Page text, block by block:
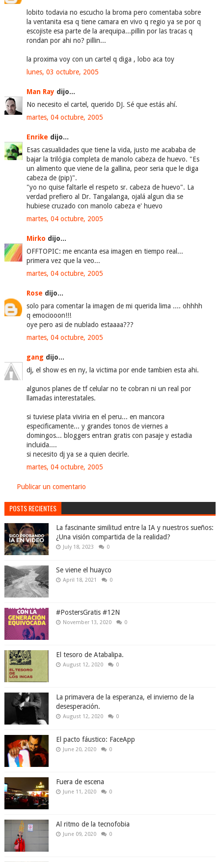
lobito todavia no escucho la broma pero comentaba sobre
la ventanita esa q tiene camara en vivo q regio ya se por q
escojiste esa parte de la arequipa...pillin por las tracas q
rondan por ahi no? pillin...
la proxima voy con un cartel q diga , lobo aca toy
lunes, 03 octubre, 2005
Man Ray dijo...
No necesito el cartel, querido DJ. Sé que estás ahí.
martes, 04 octubre, 2005
Enrike dijo...
Esas casualidades que tiene la vida, justo me acababa de
bajar la trilógia completa de manolo cabeza de huevo. "Es
un alimento que viene de la gallina, peor seria que le diga
cabeza de (pip)".
"yo no quise faltarle el respeto sr. cabeza de huevo". La
verdad prefiero al Dr. Tangalanga, ojalá algun dia se
hubiese cruzado con manolo cabeza e' huevo
martes, 04 octubre, 2005
Mirko dijo...
OFFTOPIC: me encanta esa imagen en tiempo real...
primera vez que la veo...
martes, 04 octubre, 2005
Rose dijo...
solo para comentar la imagen de mi querida lima .... ohhhh
q emociooon!!!
oye pero asi de nublado estaaaa???
martes, 04 octubre, 2005
gang dijo...
dj, el show es en ny, la victima por ende tambien esta ahi.
algunos planes de tf celular no te cobran ni un real por
llamadas interestatales.
si tuviese plata viviria en el peru... en mancora
especificamente... y grandes tonos de viernes a
domingos... bloggers entran gratis con pasaje y estadia
incluida....
si necesito dj ya se a quien decirle.
martes, 04 octubre, 2005
Publicar un comentario
POSTS RECIENTES
La fascinante similitud entre la IA y nuestros sueños:
¿Una visión compartida de la realidad?
July 18, 2023 0
Se viene el huayco
April 18, 2021 0
#PostersGratis #12N
November 13, 2020 0
El tesoro de Atabalipa.
August 12, 2020 0
La primavera de la esperanza, el invierno de la
desesperación.
August 12, 2020 0
El pacto fáustico: FaceApp
June 20, 2020 0
Fuera de escena
June 11, 2020 0
Al ritmo de la tecnofobia
June 09, 2020 0